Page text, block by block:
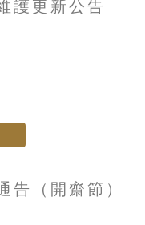
護更新公告
告（開齋節）